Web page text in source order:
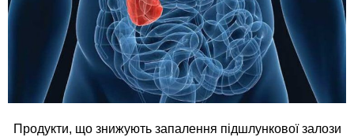
Продукти, що знижують запалення підшлункової залози